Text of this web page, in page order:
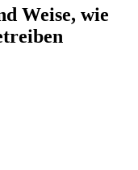
Weise, wie